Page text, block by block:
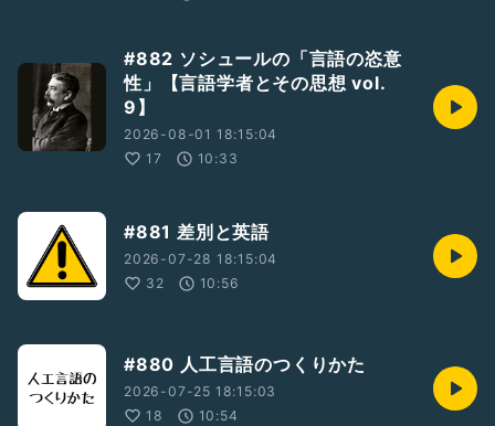
#882 ソシュールの「言語の恣意
性」【言語学者とその思想 vol.
9】
2026-08-01 18:15:04
17
10:33
#881 差別と英語
2026-07-28 18:15:04
32
10:56
#880 人工言語のつくりかた
2026-07-25 18:15:03
18
10:54